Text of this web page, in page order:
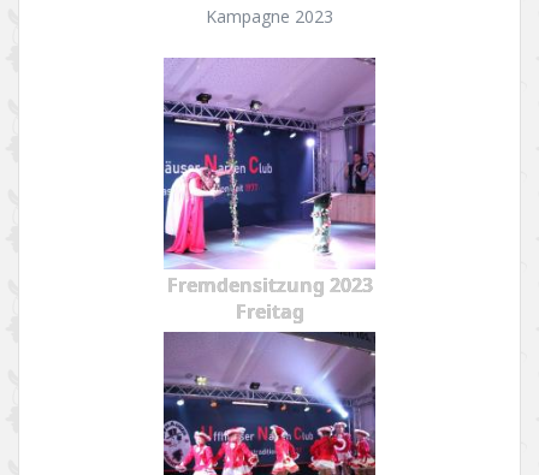
Kampagne 2023
Fremdensitzung 2023
Freitag